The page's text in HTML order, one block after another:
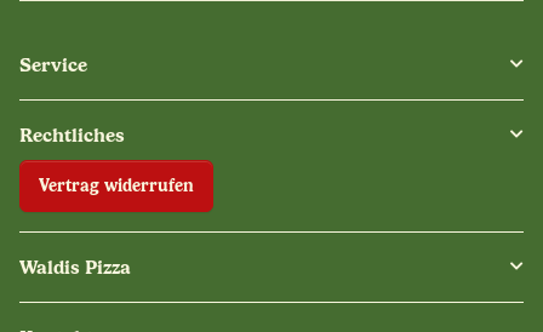
Service
Rechtliches
Vertrag widerrufen
Waldis Pizza